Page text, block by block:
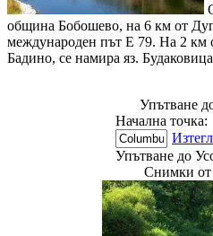
община Бобошево, на 6 км от
международен път Е 79. На 2 км
Бадино, се намира яз.
Упътване
Начална точка:
Упътване до
Снимки от